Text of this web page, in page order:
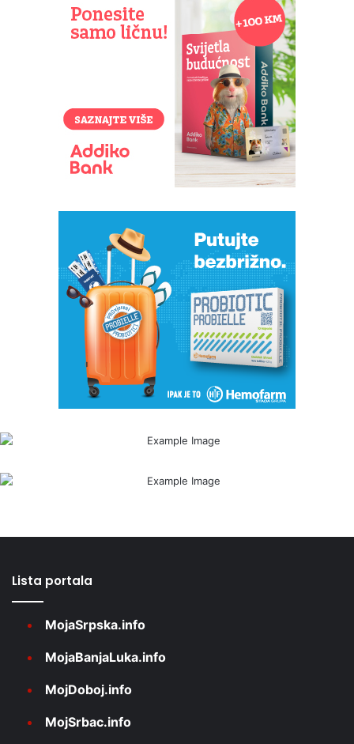
Lista portala
MojaSrpska.info
MojaBanjaLuka.info
MojDoboj.info
MojSrbac.info